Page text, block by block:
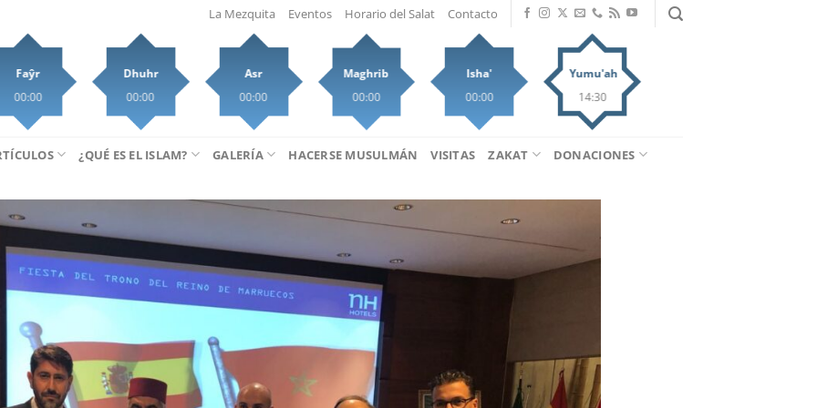
La Mezquita Eventos Horario del Salat Contacto
Faŷr
00:00
Dhuhr
00:00
Asr
00:00
Maghrib
00:00
Isha'
00:00
Yumu'ah
14:30
¿QUÉ ES EL ISLAM? GALERÍA HACERSE MUSULMÁN VISITAS ZAKAT DONACIONES